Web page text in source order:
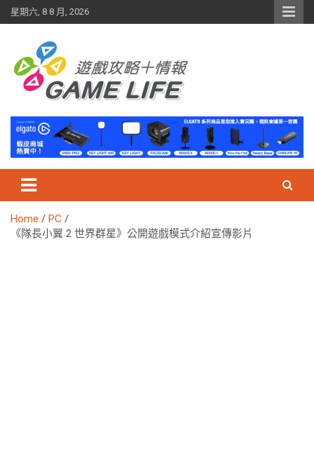
Skip
to
星期六, 8 8 月, 2026
Home
PC
《隊長小翼 2 世界群星》公開遊戲模式介紹宣傳影片